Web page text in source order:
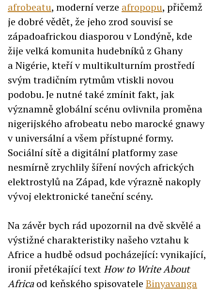
afrobeatu, moderní verze afropopu, přičemž
je dobré vědět, že jeho zrod souvisí se
západoafrickou diasporou v Londýně, kde
žije velká komunita hudebníků z Ghany
a Nigérie, kteří v multikulturním prostředí
svým tradičním rytmům vtiskli novou
podobu. Je nutné také zmínit fakt, jak
významně globální scénu ovlivnila proměna
nigerijského afrobeatu nebo marocké gnawy
v universální a všem přístupné formy.
Sociální sítě a digitální platformy zase
nesmírně zrychlily šíření nových afrických
elektrostylů na Západ, kde výrazně nakoply
vývoj elektronické taneční scény.
Na závěr bych rád upozornil na dvě skvělé a
výstižné charakteristiky našeho vztahu k
Africe a hudbě odsud pocházející: vynikající,
ironií přetékající textHow to Write About
Africaod keňského spisovatele Binyavanga